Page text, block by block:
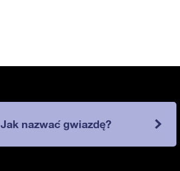
Jak nazwać gwiazdę?